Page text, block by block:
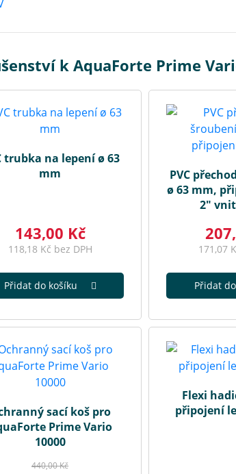
k AquaForte Prime
trubka na lepení ø 63
mm
143,00 Kč
118,18 Kč bez DPH
Přidat do košíku
PVC
ø 63 mm,
2"
171,07
Přidat
sací koš pro
Prime Vario
10000
440,00 Kč
Flexi
připojení